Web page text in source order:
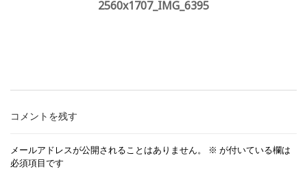
ゲ
ー
2560x1707_IMG_6395
コメントを残す
メールアドレスが公開されることはありません。 ※ が付いている欄は
必須項目です